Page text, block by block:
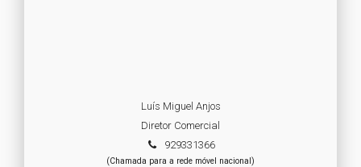
Luís Miguel Anjos
Diretor Comercial
929331366
(Chamada para a rede móvel nacional)